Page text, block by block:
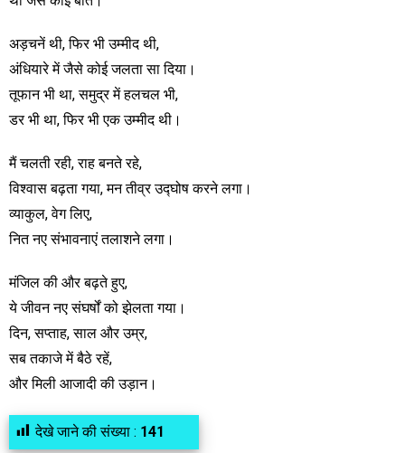
अड़चनें थी, फिर भी उम्मीद थी,
अंधियारे में जैसे कोई जलता सा दिया।
तूफान भी था, समुद्र में हलचल भी,
डर भी था, फिर भी एक उम्मीद थी।
मैं चलती रही, राह बनते रहे,
विश्वास बढ़ता गया, मन तीव्र उद्घोष करने लगा।
व्याकुल, वेग लिए,
नित नए संभावनाएं तलाशने लगा।
मंजिल की और बढ़ते हुए,
ये जीवन नए संघर्षों को झेलता गया।
दिन, सप्ताह, साल और उम्र,
सब तकाजे में बैठे रहें,
और मिली आजादी की उड़ान।
देखे जाने की संख्या : 141